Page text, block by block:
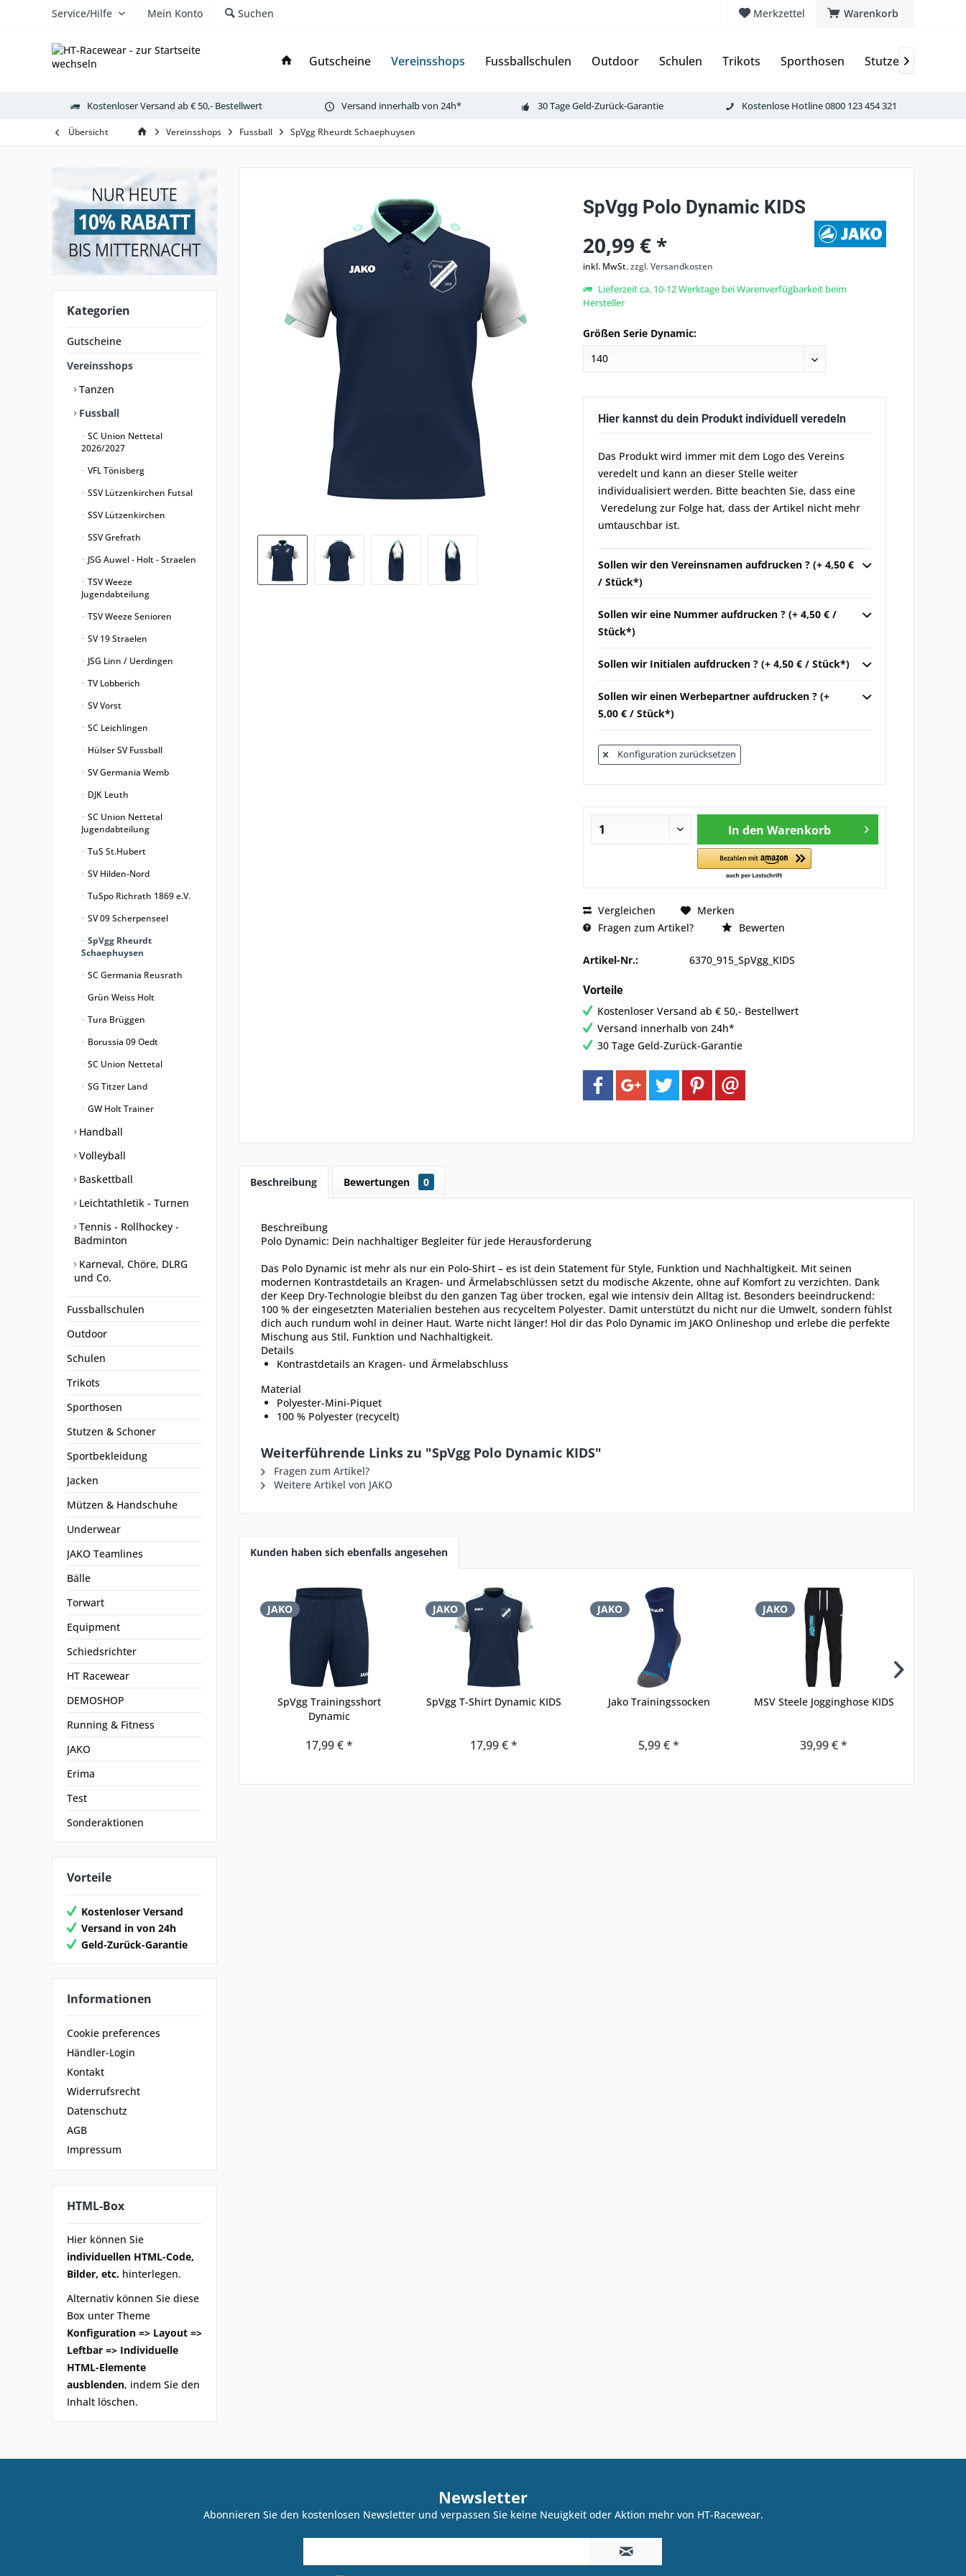
Warenkorb
Merkzettel
Service/Hilfe Mein Konto Suchen
Gutscheine Vereinsshops Fussballschulen Outdoor Schulen Trikots Sporthosen Stutzen & Schoner

Kostenloser Versand ab € 50,- Bestellwert Versand innerhalb von 24h* 30 Tage Geld-Zurück-Garantie Kostenlose Hotline 0800 123 454 321
Übersicht Vereinsshops Fussball SpVgg Rheurdt Schaephuysen
Kategorien
Gutscheine
Vereinsshops
Tanzen
Fussball
SC Union Nettetal
2026/2027
VFL Tönisberg
SSV Lützenkirchen Futsal
SSV Lützenkirchen
SSV Grefrath
JSG Auwel - Holt - Straelen
TSV Weeze
Jugendabteilung
TSV Weeze Senioren
SV 19 Straelen
JSG Linn / Uerdingen
TV Lobberich
SV Vorst
SC Leichlingen
Hülser SV Fussball
SV Germania Wemb
DJK Leuth
SC Union Nettetal
Jugendabteilung
TuS St.Hubert
SV Hilden-Nord
TuSpo Richrath 1869 e.V.
SV 09 Scherpenseel
SpVgg Rheurdt
Schaephuysen
SC Germania Reusrath
Grün Weiss Holt
Tura Brüggen
Borussia 09 Oedt
SC Union Nettetal
SG Titzer Land
GW Holt Trainer
Handball
Volleyball
Baskettball
Leichtathletik - Turnen
Tennis - Rollhockey -
Badminton
Karneval, Chöre, DLRG
und Co.
Fussballschulen
Outdoor
Schulen
Trikots
Sporthosen
Stutzen & Schoner
Sportbekleidung
Jacken
Mützen & Handschuhe
Underwear
JAKO Teamlines
Bälle
Torwart
Equipment
Schiedsrichter
HT Racewear
DEMOSHOP
Running & Fitness
JAKO
Erima
Test
Sonderaktionen
Vorteile
Kostenloser Versand
Versand in von 24h
Geld-Zurück-Garantie
Informationen
Cookie preferences
Händler-Login
Kontakt
Widerrufsrecht
Datenschutz
AGB
Impressum
HTML-Box
Hier können Sie
individuellen HTML-Code,
Bilder, etc. hinterlegen.
Alternativ können Sie diese
Box unter Theme
Konfiguration => Layout =>
Leftbar => Individuelle
HTML-Elemente
ausblenden, indem Sie den
Inhalt löschen.
SpVgg Polo Dynamic KIDS
20,99 € *
inkl. MwSt.zzgl. Versandkosten
Lieferzeit ca. 10-12 Werktage bei Warenverfügbarkeit beim
Hersteller
Größen Serie Dynamic:
Hier kannst du dein Produkt individuell veredeln
Das Produkt wird immer mit dem Logo des Vereins
veredelt und kann an dieser Stelle weiter
individualisiert werden. Bitte beachten Sie, dass eine
Veredelung zur Folge hat, dass der Artikel nicht mehr
umtauschbar ist.
Sollen wir den Vereinsnamen aufdrucken ? (+ 4,50 €
/ Stück*)
Sollen wir eine Nummer aufdrucken ? (+ 4,50 € /
Stück*)
Sollen wir Initialen aufdrucken ? (+ 4,50 € / Stück*)
Sollen wir einen Werbepartner aufdrucken ? (+
5,00 € / Stück*)
Konfiguration zurücksetzen
In den Warenkorb
Vergleichen
Merken
Fragen zum Artikel?
Bewerten
Artikel-Nr.: 6370_915_SpVgg_KIDS
Vorteile
Kostenloser Versand ab € 50,- Bestellwert
Versand innerhalb von 24h*
30 Tage Geld-Zurück-Garantie
Beschreibung Bewertungen 0
Beschreibung
Polo Dynamic: Dein nachhaltiger Begleiter für jede Herausforderung
Das Polo Dynamic ist mehr als nur ein Polo-Shirt – es ist dein Statement für Style, Funktion und Nachhaltigkeit. Mit seinen
modernen Kontrastdetails an Kragen- und Ärmelabschlüssen setzt du modische Akzente, ohne auf Komfort zu verzichten. Dank
der Keep Dry-Technologie bleibst du den ganzen Tag über trocken, egal wie intensiv dein Alltag ist. Besonders beeindruckend:
100 % der eingesetzten Materialien bestehen aus recyceltem Polyester. Damit unterstützt du nicht nur die Umwelt, sondern fühlst
dich auch rundum wohl in deiner Haut. Warte nicht länger! Hol dir das Polo Dynamic im JAKO Onlineshop und erlebe die perfekte
Mischung aus Stil, Funktion und Nachhaltigkeit.
Details
Kontrastdetails an Kragen- und Ärmelabschluss
Material
Polyester-Mini-Piquet
100 % Polyester (recycelt)
Weiterführende Links zu "SpVgg Polo Dynamic KIDS"
Fragen zum Artikel?
Weitere Artikel von JAKO
Kunden haben sich ebenfalls angesehen
JAKO
SpVgg Trainingsshort
Dynamic
17,99 € *
JAKO
SpVgg T-Shirt Dynamic KIDS
17,99 € *
JAKO
Jako Trainingssocken
5,99 € *
JAKO
MSV Steele Jogginghose KIDS
39,99 € *
Newsletter
Abonnieren Sie den kostenlosen Newsletter und verpassen Sie keine Neuigkeit oder Aktion mehr von HT-Racewear.